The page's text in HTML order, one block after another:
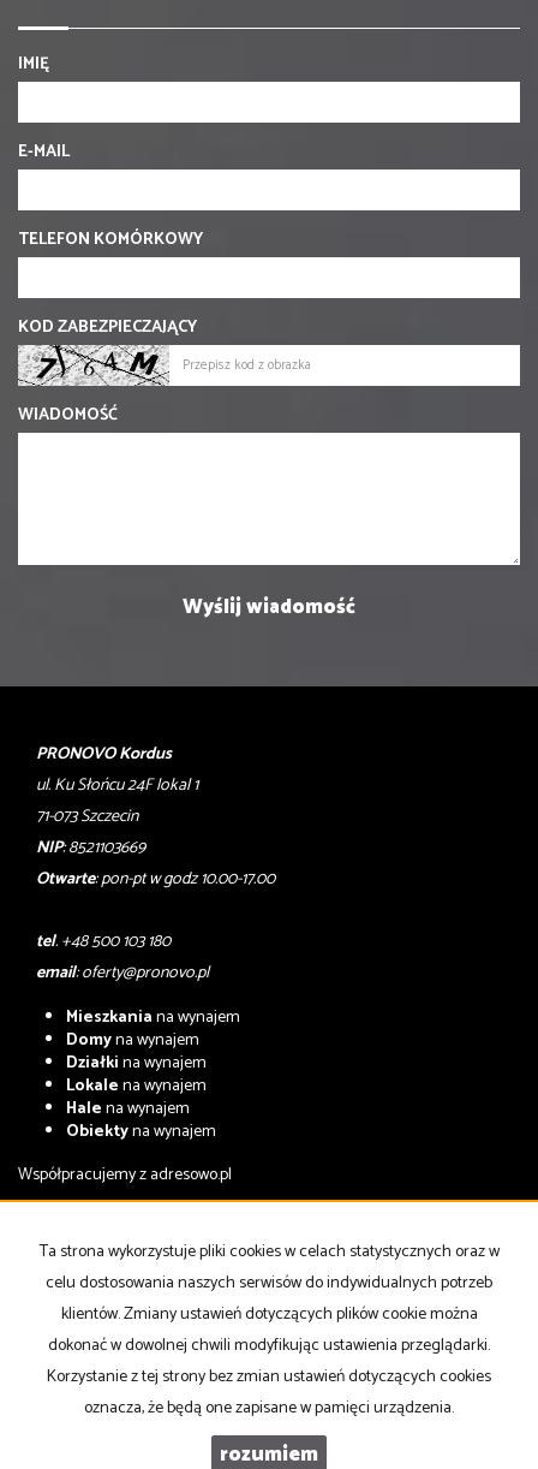
IMIĘ
E-MAIL
TELEFON KOMÓRKOWY
KOD ZABEZPIECZAJĄCY
WIADOMOŚĆ
PRONOVO Kordus
ul. Ku Słońcu 24F lokal 1
71-073 Szczecin
NIP: 8521103669
Otwarte: pon-pt w godz 10.00-17.00
tel. +48 500 103 180
email:oferty@pronovo.pl
Mieszkaniana wynajem
Domyna wynajem
Działkina wynajem
Lokalena wynajem
Halena wynajem
Obiektyna wynajem
Współpracujemy zadresowo.pl
Domyna sprzedaż
Działkina sprzedaż
Lokalena sprzedaż
Halena sprzedaż
Obiekty na sprzedaż
Strona główna notatnik Kup Sprzedaj Kontakt
Ta strona wykorzystuje pliki cookies w celach statystycznych oraz w
celu dostosowania naszych serwisów do indywidualnych potrzeb
klientów. Zmiany ustawień dotyczących plików cookie można
dokonać w dowolnej chwili modyfikując ustawienia przeglądarki.
Korzystanie z tej strony bez zmian ustawień dotyczących cookies
oznacza, że będą one zapisane w pamięci urządzenia.
rozumiem